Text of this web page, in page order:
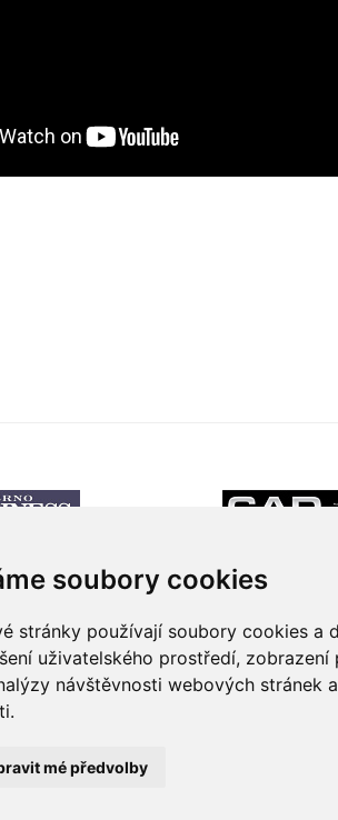
soubory cookies
stránky používají soubory cookies a
uživatelského prostředí, zobrazení
návštěvnosti webových stránek
mé předvolby
Brno větší Příjemné cestování
Technologie